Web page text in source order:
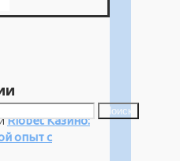
Поиск
Riobet Казино:
опыт с